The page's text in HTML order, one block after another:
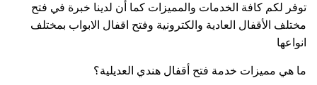
توفر لكم كافة الخدمات والمميزات كما أن لدينا خبرة في فتح
مختلف الأقفال العادية والكترونية وفتح اقفال الابواب بمختلف
انواعها
ما هي مميزات خدمة فتح أقفال هندي العديلية؟